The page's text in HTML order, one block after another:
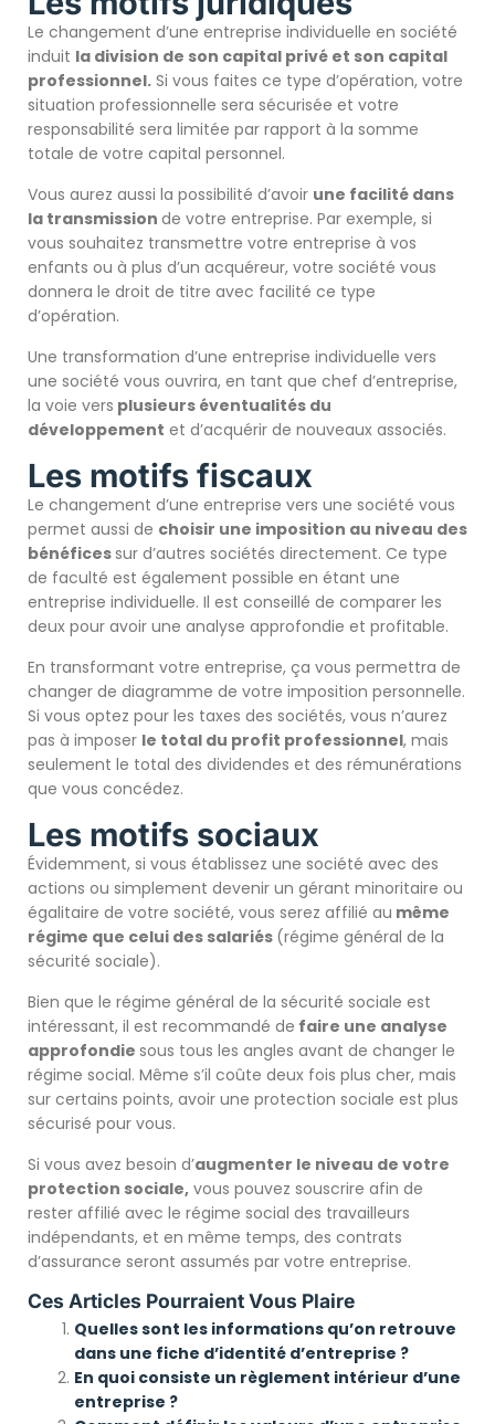
Le changement d’une entreprise individuelle en société
induit la division de son capital privé et son capital
professionnel. Si vous faites ce type d’opération, votre
situation professionnelle sera sécurisée et votre
responsabilité sera limitée par rapport à la somme
totale de votre capital personnel.
Vous aurez aussi la possibilité d’avoir une facilité dans
la transmission de votre entreprise. Par exemple, si
vous souhaitez transmettre votre entreprise à vos
enfants ou à plus d’un acquéreur, votre société vous
donnera le droit de titre avec facilité ce type
d’opération.
Une transformation d’une entreprise individuelle vers
une société vous ouvrira, en tant que chef d’entreprise,
la voie vers plusieurs éventualités du
développement et d’acquérir de nouveaux associés.
Les motifs fiscaux
Le changement d’une entreprise vers une société vous
permet aussi de choisir une imposition au niveau des
bénéficessur d’autres sociétés directement. Ce type
de faculté est également possible en étant une
entreprise individuelle. Il est conseillé de comparer les
deux pour avoir une analyse approfondie et profitable.
En transformant votre entreprise, ça vous permettra de
changer de diagramme de votre imposition personnelle.
Si vous optez pour les taxes des sociétés, vous n’aurez
pas à imposer le total du profit professionnel, mais
seulement le total des dividendes et des rémunérations
que vous concédez.
Les motifs sociaux
Évidemment, si vous établissez une société avec des
actions ou simplement devenir un gérant minoritaire ou
égalitaire de votre société, vous serez affilié au même
régime que celui des salariés (régime général de la
sécurité sociale).
Bien que le régime général de la sécurité sociale est
intéressant, il est recommandé de faire une analyse
approfondie sous tous les angles avant de changer le
régime social. Même s’il coûte deux fois plus cher, mais
sur certains points, avoir une protection sociale est plus
sécurisé pour vous.
Si vous avez besoin d’augmenter le niveau de votre
protection sociale, vous pouvez souscrire afin de
rester affilié avec le régime social des travailleurs
indépendants, et en même temps, des contrats
d’assurance seront assumés par votre entreprise.
Ces Articles Pourraient Vous Plaire
Quelles sont les informations qu’on retrouve
dans une fiche d’identité d’entreprise ?
En quoi consiste un règlement intérieur d’une
entreprise ?